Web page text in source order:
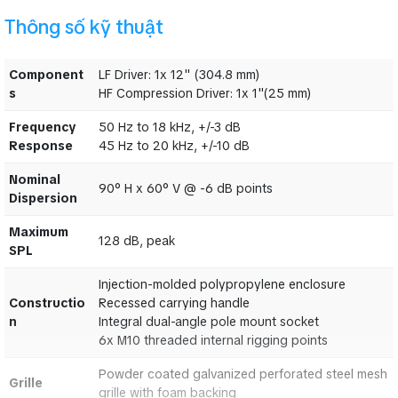
cài đặt Nhiều điểm nội bộ cho các ứng dụng
Mua loa Behringer tại Hà Nội là sự lựa chọn vô cùng thông minh từ
thanh nhập khẩu chất lượng nhất tại Hà Nội.
Thông số kỹ thuật Loa toàn dải Behringer
MILAN M12
Component
HF Compression Driver: 1x 1"(25 mm)
45 Hz to 20 kHz, +/-10 dB
90° H x 60° V @ -6 dB points
SPL
128 dB, peak
Thông số kỹ thuật
Component
s
LF Driver: 1x 12" (304.8 mm)
HF Compression Driver: 1x 1"(25 mm)
Frequency
Response
50 Hz to 18 kHz, +/-3 dB
45 Hz to 20 kHz, +/-10 dB
Nominal
Dispersion
90° H x 60° V @ -6 dB points
Maximum
SPL
128 dB, peak
Constructio
n
Injection-molded polypropylene enclosure
Recessed carrying handle
Integral dual-angle pole mount socket
6x M10 threaded internal rigging points
Grille
Powder coated galvanized perforated steel mesh
grille with foam backing